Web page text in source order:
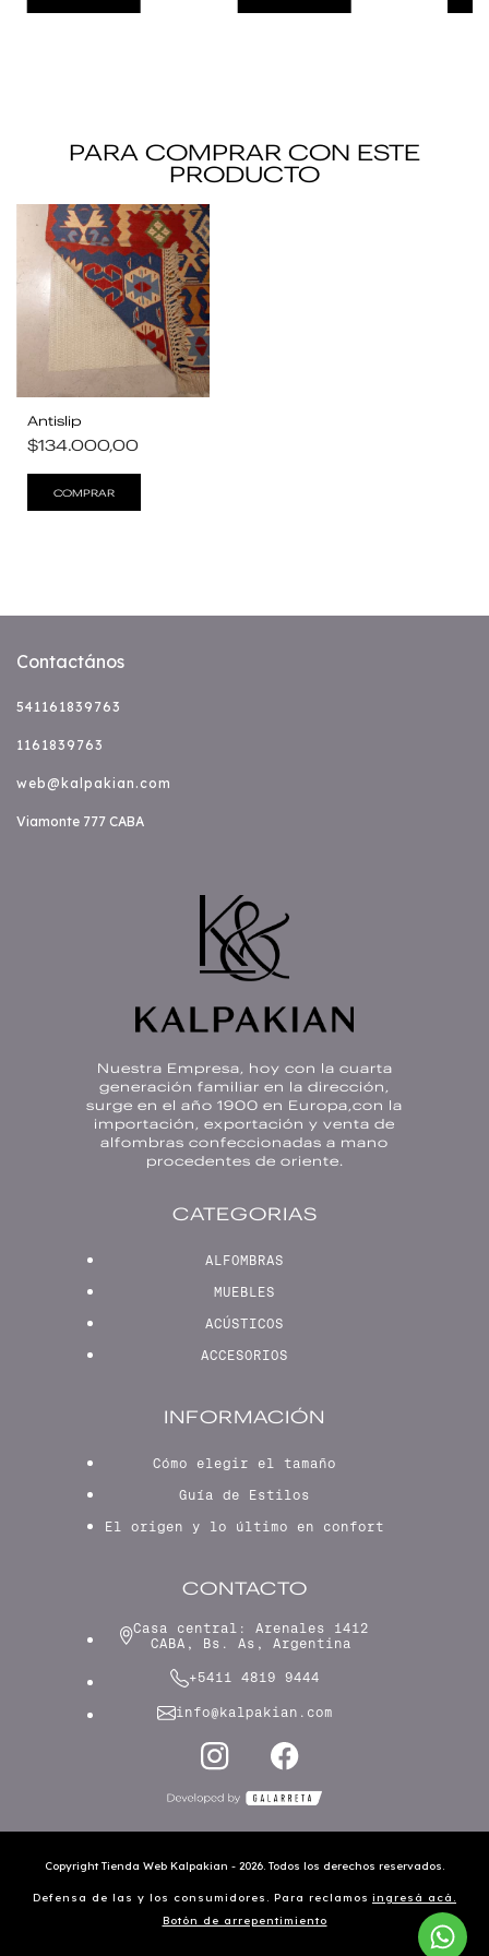
PARA COMPRAR CON ESTE
PRODUCTO
Antislip
$134.000,00
COMPRAR
Contactános
541161839763
1161839763
web@kalpakian.com
Viamonte 777 CABA
Nuestra Empresa, hoy con la cuarta
generación familiar en la dirección,
surge en el año 1900 en Europa,con la
importación, exportación y venta de
alfombras confeccionadas a mano
procedentes de oriente.
CATEGORIAS
ALFOMBRAS
MUEBLES
ACÚSTICOS
ACCESORIOS
INFORMACIÓN
Cómo elegir el tamaño
Guía de Estilos
El origen y lo último en confort
CONTACTO
Casa central: Arenales 1412
CABA, Bs. As, Argentina
+5411 4819 9444
info@kalpakian.com
Copyright Tienda Web Kalpakian - 2026. Todos los derechos reservados.
Defensa de las y los consumidores. Para reclamos ingresá acá.
Botón de arrepentimiento